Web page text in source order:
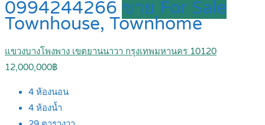
0994244266 ขาย For Sale
Townhouse, Townhome
แขวงบางโพงพาง เขตยานนาวา กรุงเทพมหานคร 10120
12,000,000฿
4 ห้องนอน
4 ห้องน้ำ